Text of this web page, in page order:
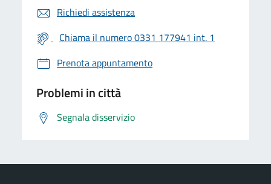
Richiedi assistenza
Chiama il numero 0331 177941 int. 1
Prenota appuntamento
Problemi in città
Segnala disservizio